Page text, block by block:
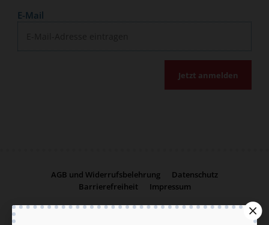
E-Mail
Jetzt anmelden
AGB und Widerrufsbelehrung
Datenschutz
Barrierefreiheit
Impressum